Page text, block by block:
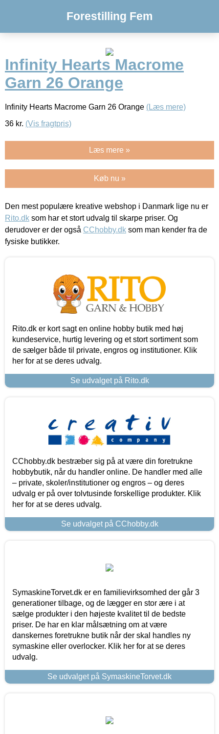
Forestilling Fem
Infinity Hearts Macrome
Garn 26 Orange
Infinity Hearts Macrome Garn 26 Orange (Læs mere)
36 kr. (Vis fragtpris)
Læs mere »
Køb nu »
Den mest populære kreative webshop i Danmark lige nu er
Rito.dk som har et stort udvalg til skarpe priser. Og
derudover er der også CChobby.dk som man kender fra de
fysiske butikker.
Rito.dk er kort sagt en online hobby butik med høj
kundeservice, hurtig levering og et stort sortiment som
de sælger både til private, engros og institutioner. Klik
her for at se deres udvalg.
Se udvalget på Rito.dk
CChobby.dk bestræber sig på at være din foretrukne
hobbybutik, når du handler online. De handler med alle
– private, skoler/institutioner og engros – og deres
udvalg er på over tolvtusinde forskellige produkter. Klik
her for at se deres udvalg.
Se udvalget på CChobby.dk
SymaskineTorvet.dk er en familievirksomhed der går 3
generationer tilbage, og de lægger en stor ære i at
sælge produkter i den højeste kvalitet til de bedste
priser. De har en klar målsætning om at være
danskernes foretrukne butik når der skal handles ny
symaskine eller overlocker. Klik her for at se deres
udvalg.
Se udvalget på SymaskineTorvet.dk